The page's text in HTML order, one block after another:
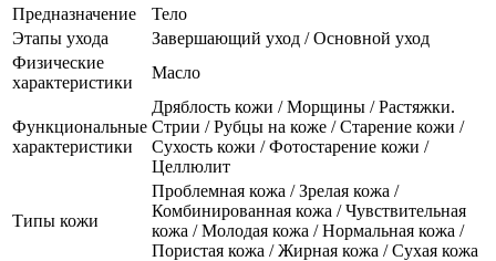
Предназначение
Тело
Этапы ухода
Завершающий уход / Основной уход
Физические
характеристики
Масло
Функциональные
характеристики
Дряблость кожи / Морщины / Растяжки.
Стрии / Рубцы на коже / Старение кожи /
Сухость кожи / Фотостарение кожи /
Целлюлит
Типы кожи
Проблемная кожа / Зрелая кожа /
Комбинированная кожа / Чувствительная
кожа / Молодая кожа / Нормальная кожа /
Пористая кожа / Жирная кожа / Сухая кожа